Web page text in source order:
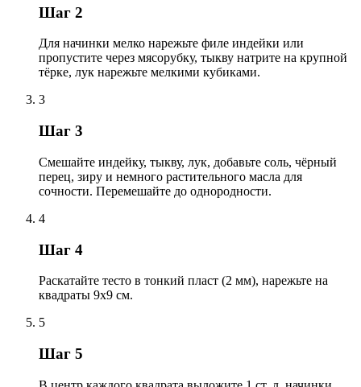
Шаг 2
Для начинки мелко нарежьте филе индейки или
пропустите через мясорубку, тыкву натрите на крупной
тёрке, лук нарежьте мелкими кубиками.
3
Шаг 3
Смешайте индейку, тыкву, лук, добавьте соль, чёрный
перец, зиру и немного растительного масла для
сочности. Перемешайте до однородности.
4
Шаг 4
Раскатайте тесто в тонкий пласт (2 мм), нарежьте на
квадраты 9х9 см.
5
Шаг 5